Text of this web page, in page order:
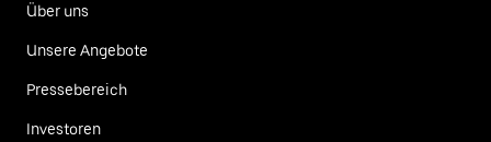
Über uns
Unsere Angebote
Pressebereich
Investoren